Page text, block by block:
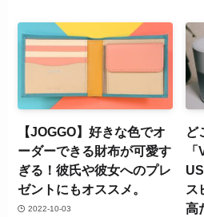
【JOGGO】好きな色でオ
ーダーできる財布が可愛す
ぎる！彼氏や彼女へのプレ
ゼントにもオススメ。
2022-10-03
ど
ス
高